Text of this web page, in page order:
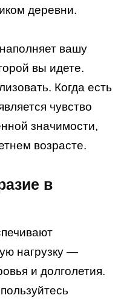
деревни.
вашу
вы идете.
Когда есть
чувство
значимости,
возрасте.
в
нагрузку —
и долголетия.